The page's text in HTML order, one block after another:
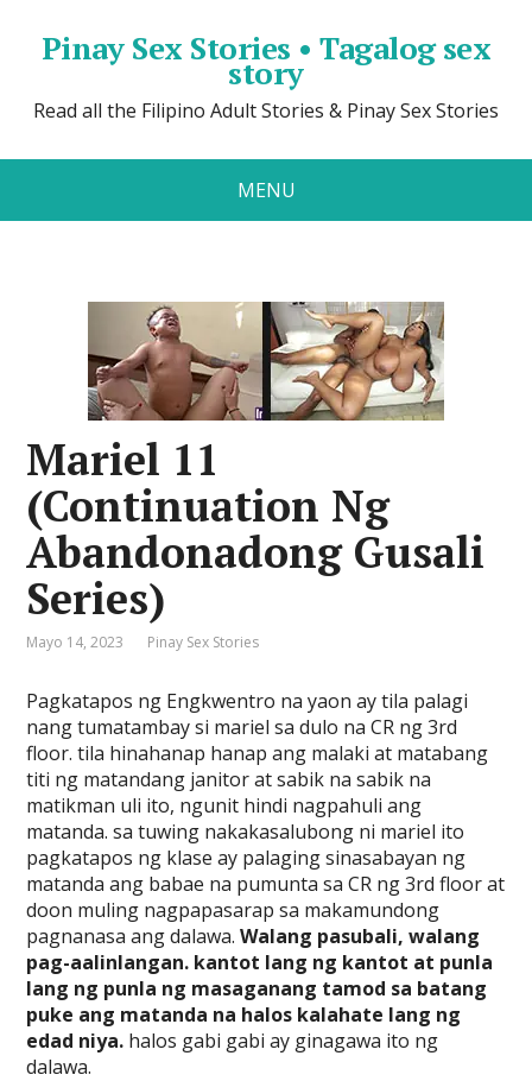
Pinay Sex Stories • Tagalog sex
story
Read all the Filipino Adult Stories & Pinay Sex Stories
MENU
Mariel 11
(Continuation Ng
Abandonadong Gusali
Series)
Mayo 14, 2023 Pinay Sex Stories
Pagkatapos ng Engkwentro na yaon ay tila palagi
nang tumatambay si mariel sa dulo na CR ng 3rd
floor. tila hinahanap hanap ang malaki at matabang
titi ng matandang janitor at sabik na sabik na
matikman uli ito, ngunit hindi nagpahuli ang
matanda. sa tuwing nakakasalubong ni mariel ito
pagkatapos ng klase ay palaging sinasabayan ng
matanda ang babae na pumunta sa CR ng 3rd floor at
doon muling nagpapasarap sa makamundong
pagnanasa ang dalawa.Walang pasubali, walang
pag-aalinlangan. kantot lang ng kantot at punla
lang ng punla ng masaganang tamod sa batang
puke ang matanda na halos kalahate lang ng
edad niya. halos gabi gabi ay ginagawa ito ng
dalawa.